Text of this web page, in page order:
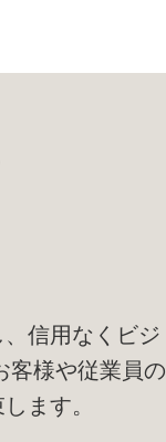
信用なくビジ
客様や従業員の
ます。